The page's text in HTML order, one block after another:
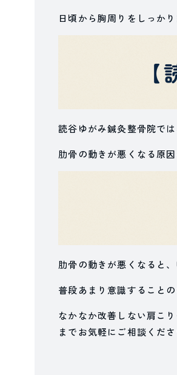
日頃から胸周りをしっか
読谷ゆがみ鍼灸整骨院で
肋骨の動きが悪くなる原
肋骨の動きが悪くなると
普段あまり意識すること
なかなか改善しない肩こ
までお気軽にご相談くださ